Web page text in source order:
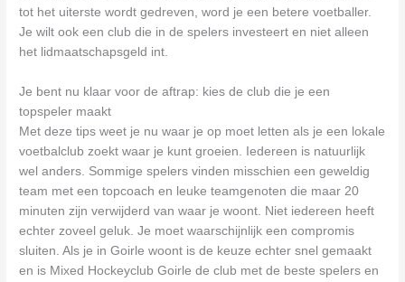
tot het uiterste wordt gedreven, word je een betere voetballer.
Je wilt ook een club die in de spelers investeert en niet alleen
het lidmaatschapsgeld int.
Je bent nu klaar voor de aftrap: kies de club die je een
topspeler maakt
Met deze tips weet je nu waar je op moet letten als je een lokale
voetbalclub zoekt waar je kunt groeien. Iedereen is natuurlijk
wel anders. Sommige spelers vinden misschien een geweldig
team met een topcoach en leuke teamgenoten die maar 20
minuten zijn verwijderd van waar je woont. Niet iedereen heeft
echter zoveel geluk. Je moet waarschijnlijk een compromis
sluiten. Als je in Goirle woont is de keuze echter snel gemaakt
en is Mixed Hockeyclub Goirle de club met de beste spelers en